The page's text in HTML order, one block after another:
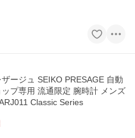
ージュ SEIKO PRESAGE 自動
プ専用 流通限定 腕時計 メンズ
Classic Series